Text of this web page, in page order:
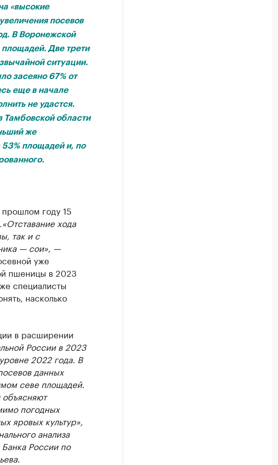
«высокие
посевов
В Воронежской
Две трети
ситуации.
засеяно 67% от
еще в начале
не удастся.
Тамбовской области
же
площадей и, по
году 15
«Отставание хода
так и с
— сои», —
уже
пшеницы в 2023
специалисты
насколько
в расширении
России в 2023
2022 года. В
данных
севе площадей.
погодных
яровых культур»,
анализа
России по